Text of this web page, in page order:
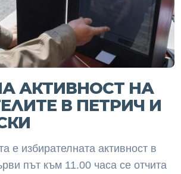
АКТИВНОСТ НА
В ПЕТРИЧ И
е избирателната активност в
път към 11.00 часа се отчита